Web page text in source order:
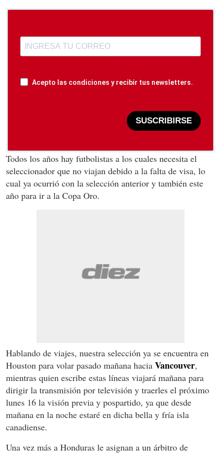
Acepto las condiciones y recibir tus newsletters.
SUSCRIBIRSE
Todos los años hay futbolistas a los cuales necesita el
seleccionador que no viajan debido a la falta de visa, lo
cual ya ocurrió con la selección anterior y también este
año para ir a la Copa Oro.
Hablando de viajes, nuestra selección ya se encuentra en
Houston para volar pasado mañana hacia Vancouver,
mientras quien escribe estas líneas viajará mañana para
dirigir la transmisión por televisión y traerles el próximo
lunes 16 la visión previa y pospartido, ya que desde
mañana en la noche estaré en dicha bella y fría isla
canadiense.
Una vez más a Honduras le asignan a un árbitro de